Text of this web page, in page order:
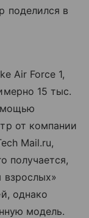
поделился в
Air Force 1,
15 тыс.
от компании
Mail.ru,
получается,
взрослых»
однако
модель.